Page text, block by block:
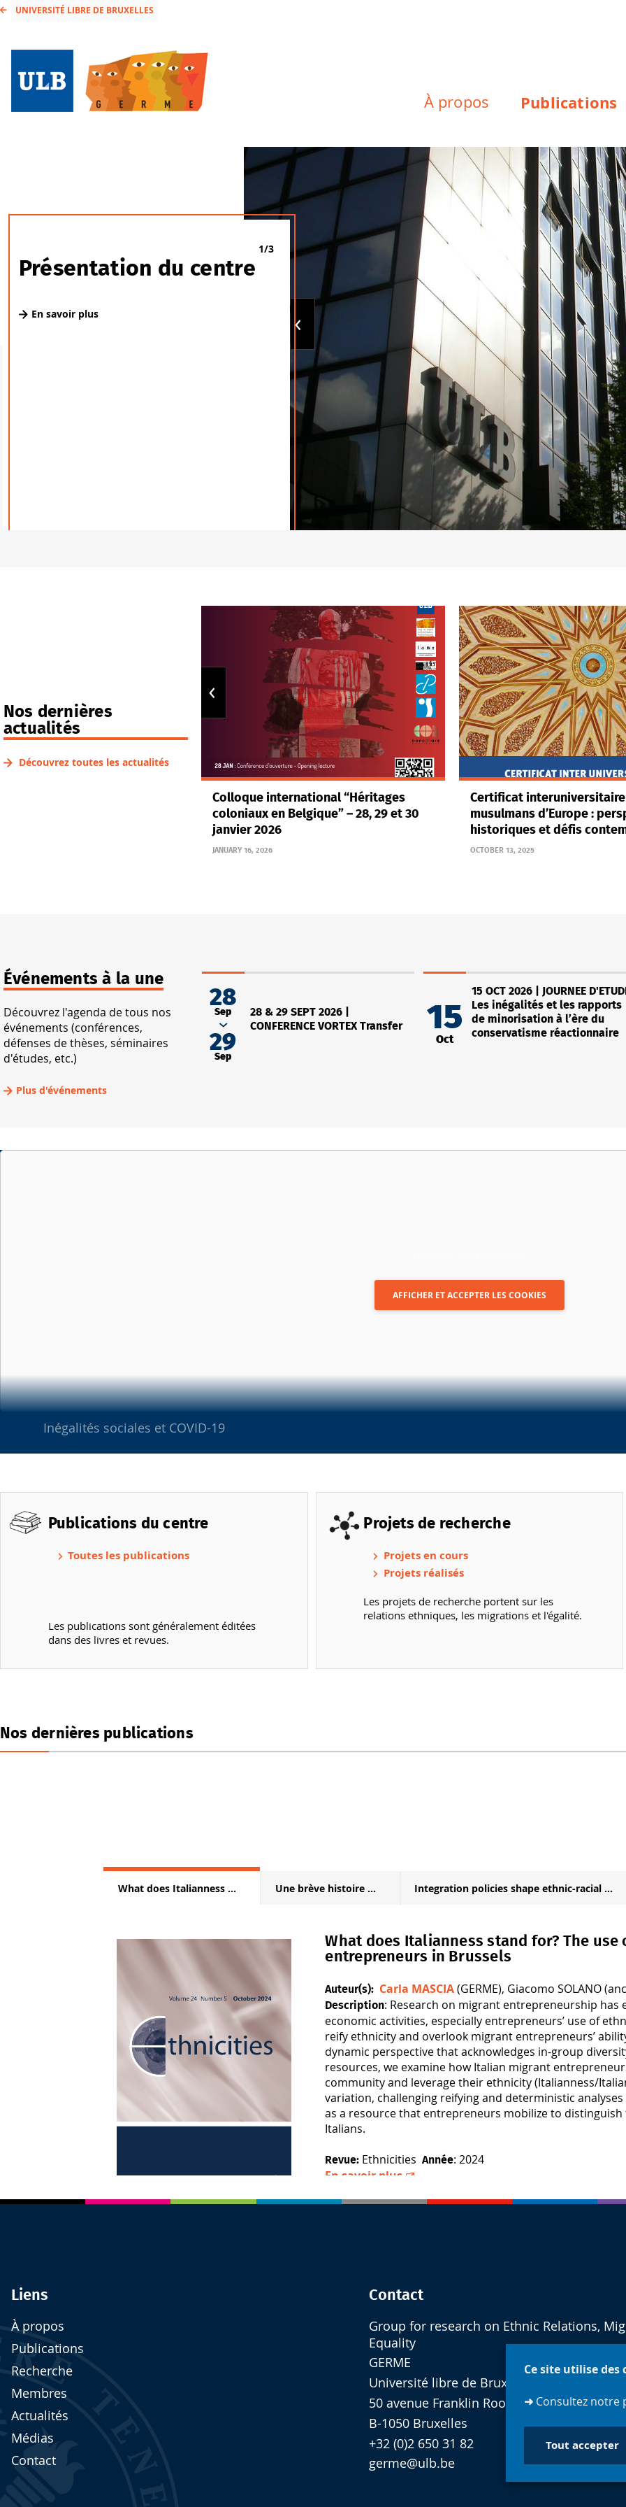
Ce site utilise des
➜ Consultez notre
Tout accepter
UNIVERSITÉ LIBRE DE BRUXELLES
À propos Publications
1/3
Présentation du centre
En savoir plus
Nos dernières
actualités
Découvrez toutes les actualités
Colloque international “Héritages
coloniaux en Belgique” – 28, 29 et 30
janvier 2026
JANUARY 16, 2026
Certificat interuniversitaire
musulmans d’Europe :
historiques et défis
OCTOBER 13, 2025
Événements à la une
Découvrez l'agenda de tous nos
événements (conférences,
défenses de thèses, séminaires
d'études, etc.)
Plus d'événements
28
Sep
29
Sep
28 & 29 SEPT 2026 |
CONFERENCE VORTEX Transfer
15
Oct
15 OCT 2026 | JOURNEE
Les inégalités et les rapports
de minorisation à l’ère du
conservatisme réactionnaire
AFFICHER ET ACCEPTER LES COOKIES
Inégalités sociales et COVID-19
Publications du centre
Toutes les publications
Les publications sont généralement éditées
dans des livres et revues.
Projets de recherche
Projets en cours
Projets réalisés
Les projets de recherche portent sur les
relations ethniques, les migrations et l'égalité.
Nos dernières publications
What does Italianness ... Une brève histoire ... Integration policies shape ethnic-racial ...
What does Italianness stand for? The
entrepreneurs in Brussels
Auteur(s): Carla MASCIA(GERME), Giacomo SOLANO
Description: Research on migrant entrepreneurship
economic activities, especially entrepreneurs’ use of
reify ethnicityand overlook migrant entrepreneurs’
dynamic perspective that acknowledges in-group
resources, we examine how Italian migrant
community and leverage their ethnicity (Italianness/
variation, challenging reifying and deterministic
as a resource that entrepreneurs mobilize to
Italians.
Revue: Ethnicities Année: 2024
En savoir plus
Liens
À propos
Publications
Recherche
Membres
Actualités
Médias
Contact
Contact
Group for research on Ethnic Relations,
Equality
GERME
Université libre de Bruxelles
50 avenue Franklin Roosevelt CP 124
B-1050 Bruxelles
+32 (0)2 650 31 82
germe@ulb.be